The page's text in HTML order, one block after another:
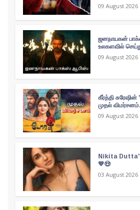
09 August 2026
ஜனநாயகன்
உலகளவில்
09 August 2026
கீர்த்தி
முதல்
09 August 2026
Nikita
💙😍
03 August 2026